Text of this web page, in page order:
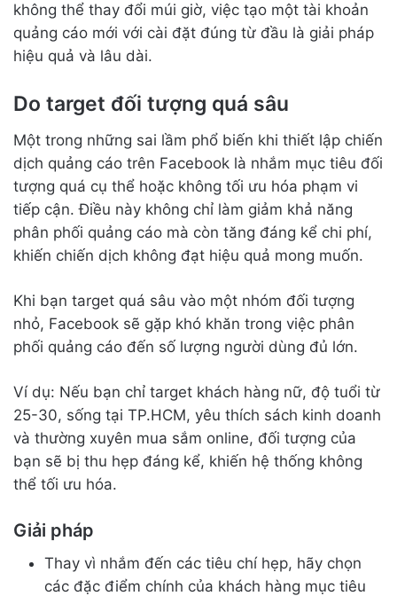
không thể thay đổi múi giờ, việc tạo một tài khoản
quảng cáo mới với cài đặt đúng từ đầu là giải pháp
hiệu quả và lâu dài.
Do target đối tượng quá sâu
Một trong những sai lầm phổ biến khi thiết lập chiến
dịch quảng cáo trên Facebook là nhắm mục tiêu đối
tượng quá cụ thể hoặc không tối ưu hóa phạm vi
tiếp cận. Điều này không chỉ làm giảm khả năng
phân phối quảng cáo mà còn tăng đáng kể chi phí,
khiến chiến dịch không đạt hiệu quả mong muốn.
Khi bạn target quá sâu vào một nhóm đối tượng
nhỏ, Facebook sẽ gặp khó khăn trong việc phân
phối quảng cáo đến số lượng người dùng đủ lớn.
Ví dụ: Nếu bạn chỉ target khách hàng nữ, độ tuổi từ
25-30, sống tại TP.HCM, yêu thích sách kinh doanh
và thường xuyên mua sắm online, đối tượng của
bạn sẽ bị thu hẹp đáng kể, khiến hệ thống không
thể tối ưu hóa.
Giải pháp
Thay vì nhắm đến các tiêu chí hẹp, hãy chọn
các đặc điểm chính của khách hàng mục tiêu